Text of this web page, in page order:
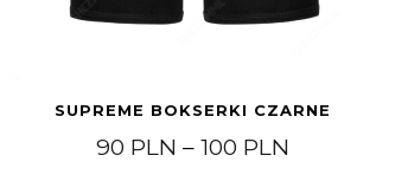
od 90 PLN do 100 PLN
SUPREME BOKSERKI CZARNE
90 PLN – 100 PLN